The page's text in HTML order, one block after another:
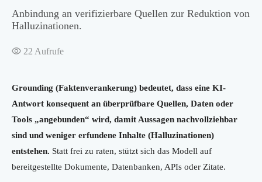
Anbindung an verifizierbare Quellen zur Reduktion von
Halluzinationen.
22 Aufrufe
Grounding (Faktenverankerung) bedeutet, dass eine KI-
Antwort konsequent an überprüfbare Quellen, Daten oder
Tools „angebunden“ wird, damit Aussagen nachvollziehbar
sind und weniger erfundene Inhalte (Halluzinationen)
entstehen. Statt frei zu raten, stützt sich das Modell auf
bereitgestellte Dokumente, Datenbanken, APIs oder Zitate.